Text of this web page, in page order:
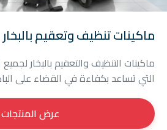
ماكينات تنظيف وتعقيم بالبخار
ماكينات التنظيف والتعقيم بالبخار
التي تساعد بكفاءة في القضاء على
عرض المنتجات